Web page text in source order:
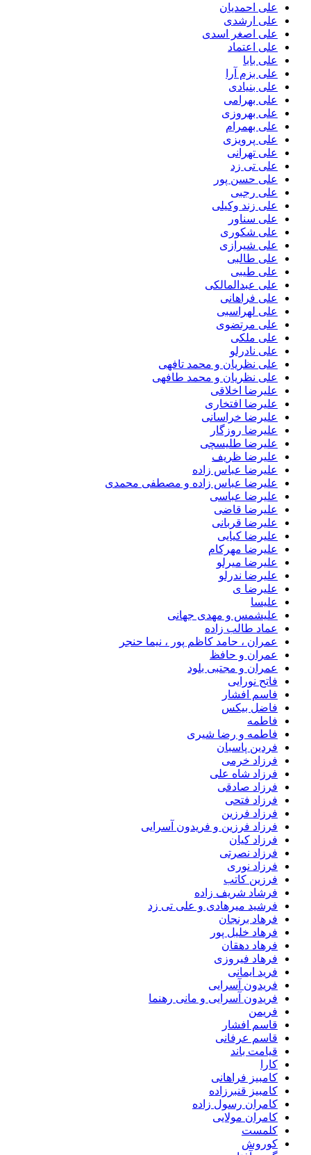
علی احمدیان
علی ارشدی
علی اصغر اسدی
علی اعتماد
علی بابا
علی بزم آرا
علی بنیادی
علی بهرامی
علی بهروزی
علی بهمرام
علی پرویزی
علی تهرانی
علی تی زد
علی حسن پور
علی رجبی
علی زند وکیلی
علی سناور
علی شکوری
علی شیرازی
علی طالبی
علی طیبی
علی عبدالمالکی
علی فراهانی
علی لهراسبی
علی مرتضوی
علی ملکی
علی نادرلو
علی نظریان و محمد تافهی
علی نظریان و محمد طافهی
علیرضا اخلاقی
علیرضا افتخاری
علیرضا خراسانی
علیرضا روزگار
علیرضا طلیسچی
علیرضا ظریف
علیرضا عباس زاده
علیرضا عباس زاده و مصطفی محمدی
علیرضا عباسی
علیرضا قاضی
علیرضا قربانی
علیرضا کیایی
علیرضا مهرکام
علیرضا میرلو
علیرضا ندرلو
علیرضا ی
علیسا
علیشمس و مهدی جهانی
عماد طالب زاده
عمران ، حامد کاظم پور ، نیما حنجر
عمران و حافظ
عمران و مجتبی بلود
فاتح نورایی
فاسم افشار
فاضل بیکس
فاطمه
فاطمه و رضا شیری
فردین پاسبان
فرزاد خرمی
فرزاد شاه علی
فرزاد صادقى
فرزاد فتحی
فرزاد فرزین
فرزاد فرزین و فریدون آسرایی
فرزاد کیان
فرزاد نصرتی
فرزاد نوری
فرزین کاتب
فرشاد شریف زاده
فرشید میرهادی و علی تی زد
فرهاد برنجان
فرهاد خلیل پور
فرهاد دهقان
فرهاد فیروزی
فرید ایمانی
فریدون آسرایی
فریدون آسرایی و مانی رهنما
فریمن
قاسم افشار
قاسم عرفانی
قیامت باند
کارا
کامبیز فراهانی
کامبیز قنبرزاده
کامران رسول زاده
کامران مولایی
کلمست
کوروش